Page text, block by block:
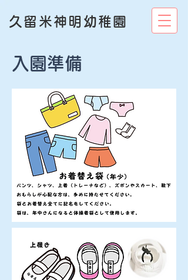
久留米神明幼稚園
入園準備